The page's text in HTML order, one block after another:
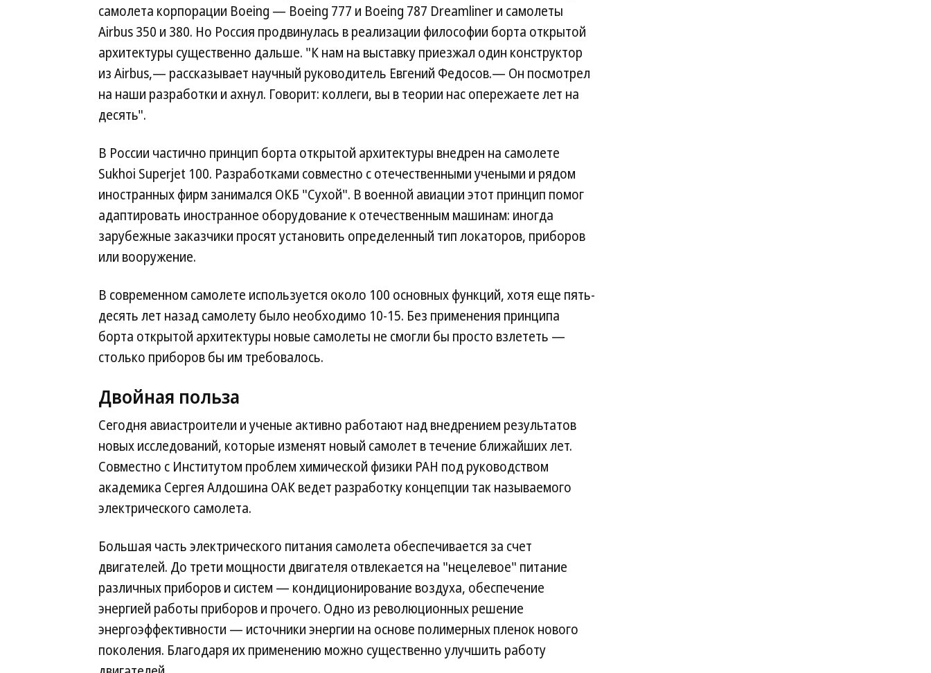
самолета корпорации Boeing — Boeing 777 и Boeing 787 Dreamliner и самолеты
Airbus 350 и 380. Но Россия продвинулась в реализации философии борта открытой
архитектуры существенно дальше. "К нам на выставку приезжал один конструктор
из Airbus,— рассказывает научный руководитель Евгений Федосов.— Он посмотрел
на наши разработки и ахнул. Говорит: коллеги, вы в теории нас опережаете лет на
десять".
В России частично принцип борта открытой архитектуры внедрен на самолете
Sukhoi Superjet 100. Разработками совместно с отечественными учеными и рядом
иностранных фирм занимался ОКБ "Сухой". В военной авиации этот принцип помог
адаптировать иностранное оборудование к отечественным машинам: иногда
зарубежные заказчики просят установить определенный тип локаторов, приборов
или вооружение.
В современном самолете используется около 100 основных функций, хотя еще пять-
десять лет назад самолету было необходимо 10-15. Без применения принципа
борта открытой архитектуры новые самолеты не смогли бы просто взлететь —
столько приборов бы им требовалось.
Двойная польза
Сегодня авиастроители и ученые активно работают над внедрением результатов
новых исследований, которые изменят новый самолет в течение ближайших лет.
Совместно с Институтом проблем химической физики РАН под руководством
академика Сергея Алдошина ОАК ведет разработку концепции так называемого
электрического самолета.
Большая часть электрического питания самолета обеспечивается за счет
двигателей. До трети мощности двигателя отвлекается на "нецелевое" питание
различных приборов и систем — кондиционирование воздуха, обеспечение
энергией работы приборов и прочего. Одно из революционных решение
энергоэффективности — источники энергии на основе полимерных пленок нового
поколения. Благодаря их применению можно существенно улучшить работу